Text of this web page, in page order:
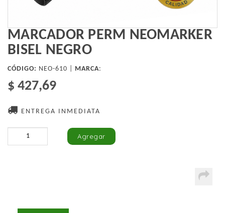
MARCADOR PERM NEOMARKER
BISEL NEGRO
CÓDIGO: NEO-610 | MARCA:
$ 427,69
ENTREGA INMEDIATA